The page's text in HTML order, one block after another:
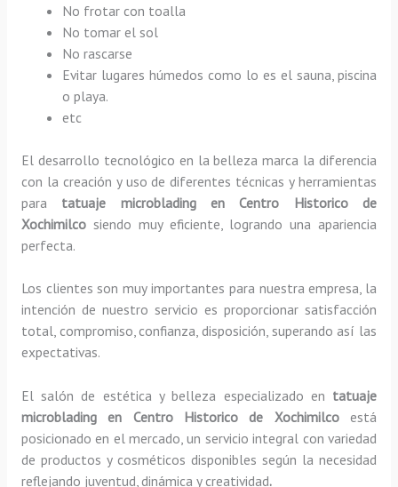
No frotar con toalla
No tomar el sol
No rascarse
Evitar lugares húmedos como lo es el sauna, piscina
o playa.
etc
El desarrollo tecnológico en la belleza marca la diferencia
con la creación y uso de diferentes técnicas y herramientas
para tatuaje microbladingen Centro Historico de
Xochimilcosiendo muy eficiente, logrando una apariencia
perfecta.
Los clientes son muy importantes para nuestra empresa, la
intención de nuestro servicio es proporcionar satisfacción
total, compromiso, confianza, disposición, superando así las
expectativas.
El salón de estética y belleza especializado en tatuaje
microbladingen Centro Historico de Xochimilcoestá
posicionado en el mercado, un servicio integral con variedad
de productos y cosméticos disponibles según la necesidad
reflejando juventud, dinámica y creatividad.